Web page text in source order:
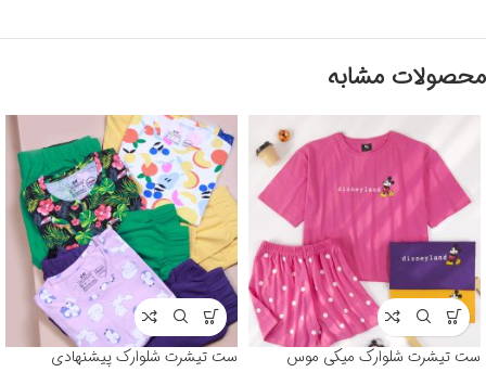
محصولات مشابه
ست تیشرت شلوارک میکی موس
ست تیشرت شلوارک پیشنهادی